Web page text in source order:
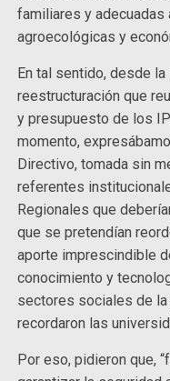
familiares y
agroecológicas y
En tal sentido, desde la
reestructuración que
y presupuesto de los
momento,
Directivo, tomada sin
referentes
Regionales que
que se pretendían
aporte imprescindible
conocimiento y
sectores sociales de la
recordaron las
Por eso, pidieron que,